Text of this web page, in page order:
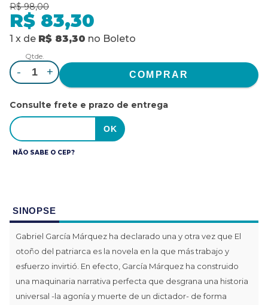
R$ 98,00
R$ 83,30
1 x de R$ 83,30 no Boleto
Qtde.
- +
Consulte frete e prazo de entrega
NÃO SABE O CEP?
SINOPSE
Gabriel García Márquez ha declarado una y otra vez que El
otoño del patriarca es la novela en la que más trabajo y
esfuerzo invirtió. En efecto, García Márquez ha construido
una maquinaria narrativa perfecta que desgrana una historia
universal -la agonía y muerte de un dictador- de forma